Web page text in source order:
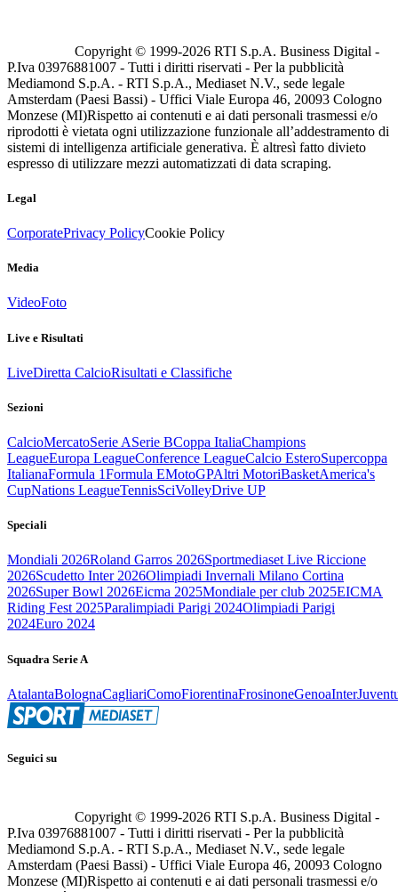
Copyright © 1999-2026 RTI S.p.A. Business Digital -
P.Iva 03976881007 - Tutti i diritti riservati - Per la pubblicità
Mediamond S.p.A. - RTI S.p.A., Mediaset N.V., sede legale
Amsterdam (Paesi Bassi) - Uffici Viale Europa 46, 20093 Cologno
Monzese (MI)Rispetto ai contenuti e ai dati personali trasmessi e/o
riprodotti è vietata ogni utilizzazione funzionale all’addestramento di
sistemi di intelligenza artificiale generativa. È altresì fatto divieto
espresso di utilizzare mezzi automatizzati di data scraping.
Legal
CorporatePrivacy PolicyCookie Policy
Media
VideoFoto
Live e Risultati
LiveDiretta CalcioRisultati e Classifiche
Sezioni
CalcioMercatoSerie ASerie BCoppa ItaliaChampions
LeagueEuropa LeagueConference LeagueCalcio EsteroSupercoppa
ItalianaFormula 1Formula EMotoGPAltri MotoriBasketAmerica's
CupNations LeagueTennisSciVolleyDrive UP
Speciali
Mondiali 2026Roland Garros 2026Sportmediaset Live Riccione
2026Scudetto Inter 2026Olimpiadi Invernali Milano Cortina
2026Super Bowl 2026Eicma 2025Mondiale per club 2025EICMA
Riding Fest 2025Paralimpiadi Parigi 2024Olimpiadi Parigi
2024Euro 2024
Squadra Serie A
AtalantaBolognaCagliariComoFiorentinaFrosinoneGenoaInter
Seguici su
Copyright © 1999-2026 RTI S.p.A. Business Digital -
P.Iva 03976881007 - Tutti i diritti riservati - Per la pubblicità
Mediamond S.p.A. - RTI S.p.A., Mediaset N.V., sede legale
Amsterdam (Paesi Bassi) - Uffici Viale Europa 46, 20093 Cologno
Monzese (MI)Rispetto ai contenuti e ai dati personali trasmessi e/o